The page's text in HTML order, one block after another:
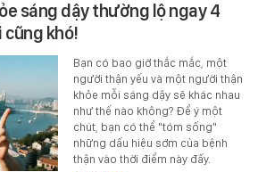
sáng dậy thường lộ ngay 4
cũng khó!
Bạn có bao giờ thắc mắc, một
người thận yếu và một người thận
khỏe mỗi sáng dậy sẽ khác nhau
như thế nào không? Để ý một
chút, bạn có thể "tóm sống"
những dấu hiệu sớm của bệnh
thận vào thời điểm này đấy.